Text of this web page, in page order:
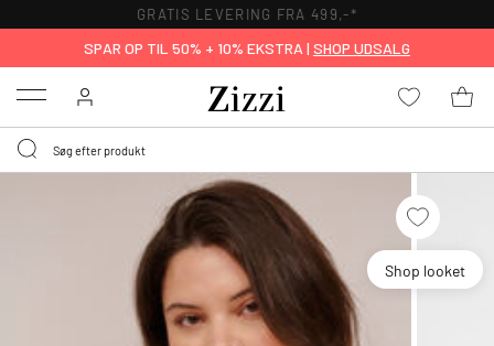
GRATIS LEVERING FRA 499,-*
SPAR OP TIL 50% + 10% EKSTRA | SHOP UDSALG
Menu
Shop looket